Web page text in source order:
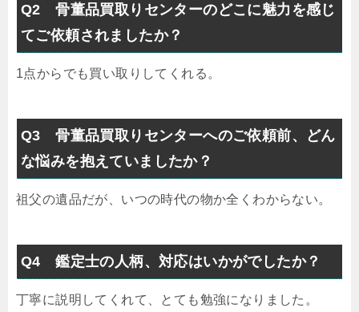
Q2 骨董品買取りセンターのどこに魅力を感じ
てご依頼されましたか？
1点からでも買い取りしてくれる。
Q3 骨董品買取りセンターへのご依頼前、どん
な悩みを抱えていましたか？
祖父の遺品だが、いつの時代の物か全くわからない。
Q4 鑑定士の人柄、対応はいかがでしたか？
丁寧に説明してくれて、とても勉強になりました。